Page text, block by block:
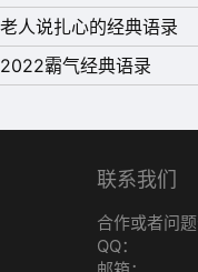
老人说扎心的经典语录
2022霸气经典语录
联系我们
合作或者问题
QQ：